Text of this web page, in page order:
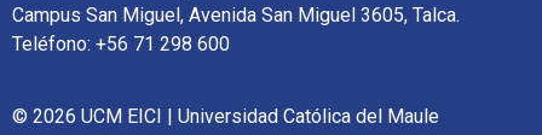
Campus San Miguel, Avenida San Miguel 3605, Talca.
Teléfono: +56 71 298 600
© 2026 UCM EICI | Universidad Católica del Maule